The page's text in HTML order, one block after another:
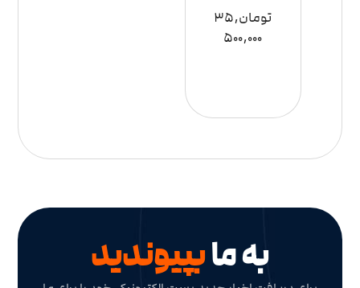
تومان35,
500,000
به مابپیوندید